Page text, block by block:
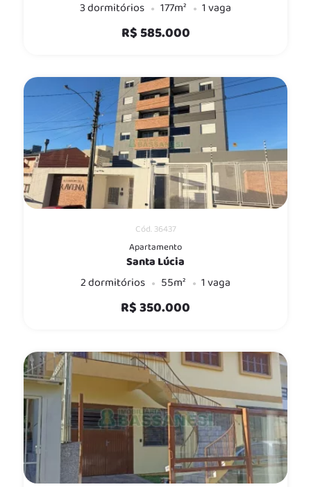
3 dormitórios 177m² 1 vaga
R$ 585.000
Cód. 36437
Apartamento
Santa Lúcia
2 dormitórios
55m² 1 vaga
R$ 350.000